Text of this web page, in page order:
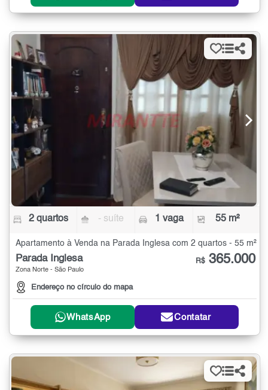
2 quartos - suíte 1 vaga 55 m²
Apartamento à Venda na Parada Inglesa com 2 quartos - 55 m²
Parada Inglesa
Zona Norte - São Paulo
Endereço no círculo do mapa
R$ 365.000
WhatsApp Contatar